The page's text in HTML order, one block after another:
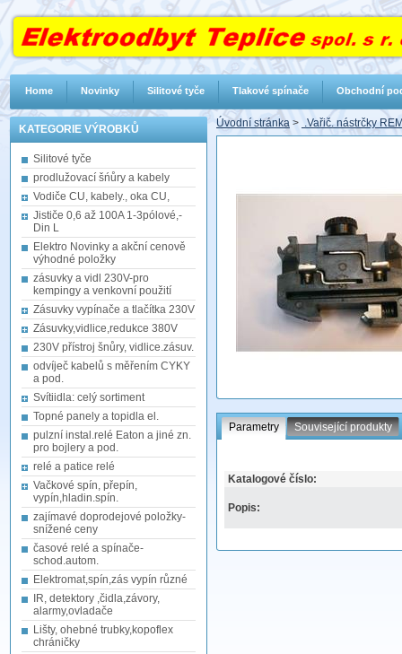
KATEGORIE VÝROBKŮ
Silitové tyče
prodlužovací šńůry a kabely
Vodiče CU, kabely., oka CU,
Jističe 0,6 až 100A 1-3pólové,-
Din L
Elektro Novinky a akční cenově
výhodné položky
zásuvky a vidl 230V-pro
kempingy a venkovní použití
Zásuvky vypínače a tlačítka 230V
Zásuvky,vidlice,redukce 380V
230V přístroj šnůry, vidlice.zásuv.
odvíječ kabelů s měřením CYKY
a pod.
Svítiidla: celý sortiment
Topné panely a topidla el.
pulzní instal.relé Eaton a jiné zn.
pro bojlery a pod.
relé a patice relé
Vačkové spín, přepín,
vypín,hladin.spín.
zajímavé doprodejové položky-
snížené ceny
časové relé a spínače-
schod.autom.
Elektromat,spín,zás vypín různé
IR, detektory ,čidla,závory,
alarmy,ovladače
Lišty, ohebné trubky,kopoflex
chráničky
Úvodní stránka > .Vařič. nástrčky
Parametry Související produkty
Katalogové číslo:
Popis:
Home Novinky Silitové tyče Tlakové spínače Obchodní